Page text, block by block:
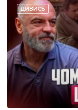
ДИВИСЬ